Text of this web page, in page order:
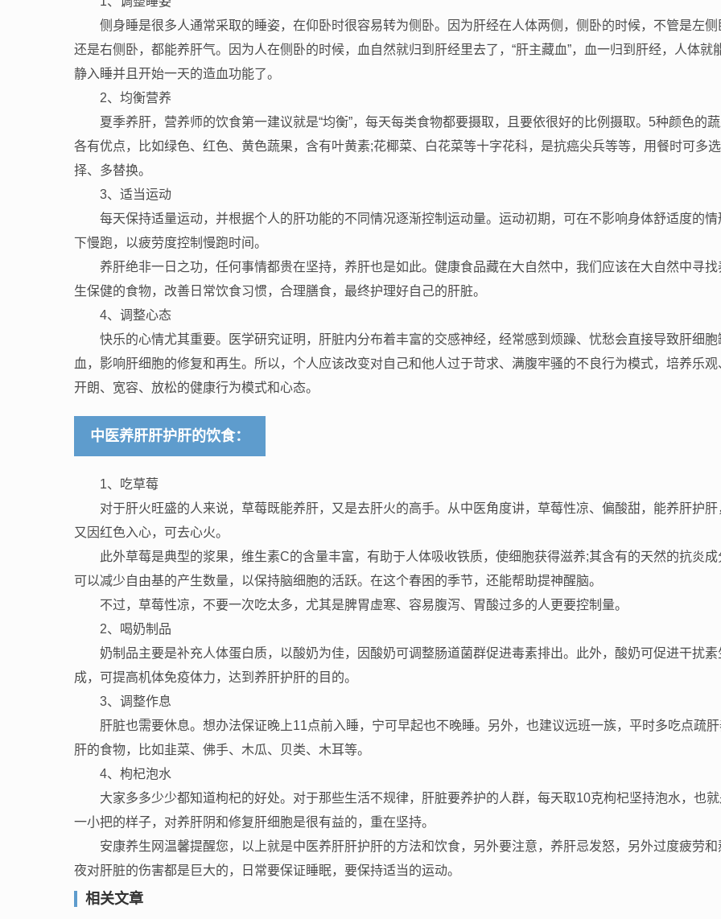
侧身睡是很多人通常采取的睡姿，在仰卧时很容易转为侧卧。因为肝经在人体两侧，侧卧的时候，不管是左侧
还是右侧卧，都能养肝气。因为人在侧卧的时候，血自然就归到肝经里去了，“肝主藏血”，血一归到肝经，人体就
静入睡并且开始一天的造血功能了。
2、均衡营养
夏季养肝，营养师的饮食第一建议就是“均衡”，每天每类食物都要摄取，且要依很好的比例摄取。5种颜色的
各有优点，比如绿色、红色、黄色蔬果，含有叶黄素;花椰菜、白花菜等十字花科，是抗癌尖兵等等，用餐时可多选
择、多替换。
3、适当运动
每天保持适量运动，并根据个人的肝功能的不同情况逐渐控制运动量。运动初期，可在不影响身体舒适度的情
下慢跑，以疲劳度控制慢跑时间。
养肝绝非一日之功，任何事情都贵在坚持，养肝也是如此。健康食品藏在大自然中，我们应该在大自然中寻找
生保健的食物，改善日常饮食习惯，合理膳食，最终护理好自己的肝脏。
4、调整心态
快乐的心情尤其重要。医学研究证明，肝脏内分布着丰富的交感神经，经常感到烦躁、忧愁会直接导致肝细胞
血，影响肝细胞的修复和再生。所以，个人应该改变对自己和他人过于苛求、满腹牢骚的不良行为模式，培养乐观
开朗、宽容、放松的健康行为模式和心态。
中医养肝肝护肝的饮食：
1、吃草莓
对于肝火旺盛的人来说，草莓既能养肝，又是去肝火的高手。从中医角度讲，草莓性凉、偏酸甜，能养肝护肝
又因红色入心，可去心火。
此外草莓是典型的浆果，维生素C的含量丰富，有助于人体吸收铁质，使细胞获得滋养;其含有的天然的抗炎成
可以减少自由基的产生数量，以保持脑细胞的活跃。在这个春困的季节，还能帮助提神醒脑。
不过，草莓性凉，不要一次吃太多，尤其是脾胃虚寒、容易腹泻、胃酸过多的人更要控制量。
2、喝奶制品
奶制品主要是补充人体蛋白质，以酸奶为佳，因酸奶可调整肠道菌群促进毒素排出。此外，酸奶可促进干扰素
成，可提高机体免疫体力，达到养肝护肝的目的。
3、调整作息
肝脏也需要休息。想办法保证晚上11点前入睡，宁可早起也不晚睡。另外，也建议远班一族，平时多吃点疏肝
肝的食物，比如韭菜、佛手、木瓜、贝类、木耳等。
4、枸杞泡水
大家多多少少都知道枸杞的好处。对于那些生活不规律，肝脏要养护的人群，每天取10克枸杞坚持泡水，也就
一小把的样子，对养肝阴和修复肝细胞是很有益的，重在坚持。
安康养生网温馨提醒您，以上就是中医养肝肝护肝的方法和饮食，另外要注意，养肝忌发怒，另外过度疲劳和
夜对肝脏的伤害都是巨大的，日常要保证睡眠，要保持适当的运动。
相关文章